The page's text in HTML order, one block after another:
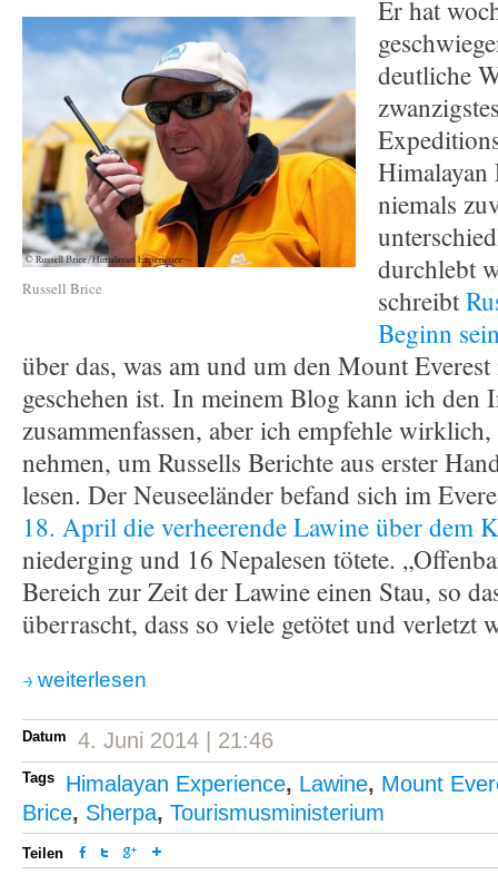
Russell Brice
Er hat
deutliche
Himalayan
niemals
durchlebt
schreibt
Beginn
über das, was am und um den Mount
geschehen ist. In meinem Blog kann ich den
zusammenfassen, aber ich empfehle
nehmen, um Russells Berichte aus erster
lesen. Der Neuseeländer befand sich im
18. April die verheerende Lawine über dem
niederging und 16 Nepalesen tötete.
Bereich zur Zeit der Lawine einen Stau, so
überrascht, dass so viele getötet und verletzt
weiterlesen
Datum 4. Juni 2014 | 21:46
Tags Himalayan Experience, Lawine, Mount
Brice, Sherpa, Tourismusministerium
Teilen